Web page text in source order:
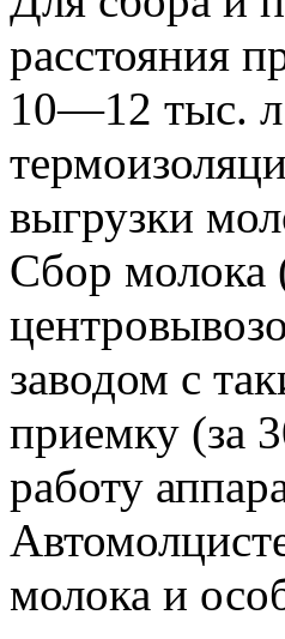
расстояния
10—12 тыс.
выгрузки
Сбор молока
заводом с
приемку (за
работу
молока и